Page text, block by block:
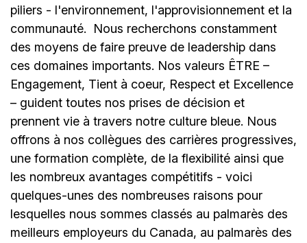
piliers - l'environnement, l'approvisionnement et la
communauté.
Nous recherchons constamment
des moyens de faire preuve de leadership dans
ces domaines importants. Nos valeurs ÊTRE –
Engagement, Tient à coeur, Respect et Excellence
– guident toutes nos prises de décision et
prennent vie à travers notre culture bleue. Nous
offrons à nos collègues des carrières progressives,
une formation complète, de la flexibilité ainsi que
les nombreux avantages compétitifs - voici
quelques-unes des nombreuses raisons pour
lesquelles nous sommes classés au palmarès des
meilleurs employeurs du Canada, au palmarès des